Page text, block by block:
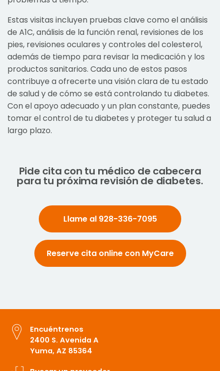
Estas visitas incluyen pruebas clave como el análisis
de A1C, análisis de la función renal, revisiones de los
pies, revisiones oculares y controles del colesterol,
además de tiempo para revisar la medicación y los
productos sanitarios. Cada uno de estos pasos
contribuye a ofrecerte una visión clara de tu estado
de salud y de cómo se está controlando tu diabetes.
Con el apoyo adecuado y un plan constante, puedes
tomar el control de tu diabetes y proteger tu salud a
largo plazo.
Pide cita con tu médico de cabecera
para tu próxima revisión de diabetes.
Llame al 928-336-7095
Reserve cita online con MyCare
Encuéntrenos
2400 S. Avenida A
Yuma, AZ 85364